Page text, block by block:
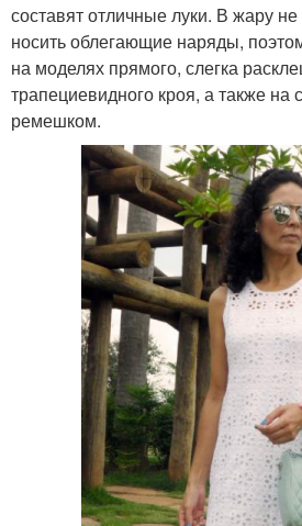
составят отличные луки. В жару
носить облегающие наряды,
на моделях прямого, слегка
трапециевидного кроя, а также на
ремешком.